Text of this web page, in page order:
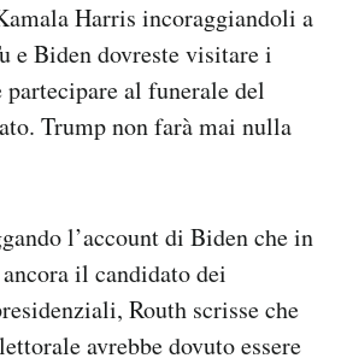
Harris incoraggiandoli a
e Biden dovreste visitare i
al funerale del
Trump non farà mai nulla
l’account di Biden che in
il candidato dei
Routh scrisse che
avrebbe dovuto essere